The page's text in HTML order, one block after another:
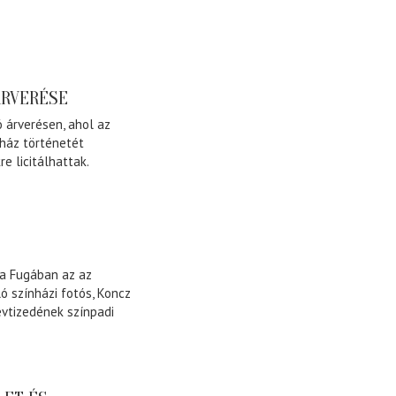
ahol az
történetét
licitálhattak.
Fugában az az
színházi fotós, Koncz
színpadi